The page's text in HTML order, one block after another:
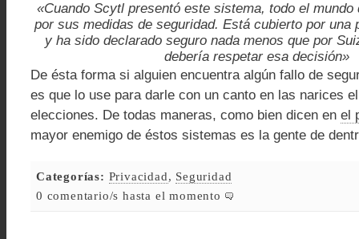
«Cuando Scytl presentó este sistema, todo el mundo
por sus medidas de seguridad. Está cubierto por una
y ha sido declarado seguro nada menos que por
debería respetar esa decisión»
De ésta forma si alguien encuentra algún fallo de
es que lo use para darle con un canto en las narices
elecciones. De todas maneras, como bien dicen en el
mayor enemigo de éstos sistemas es la gente de
Categorías: Privacidad, Seguridad
0 comentario/s hasta el momento